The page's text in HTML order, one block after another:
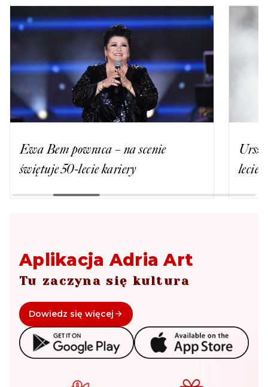
Ewa Bem powraca – na scenie
świętuje 50-lecie kariery
lecie
Aplikacja Adria Art
Tu zaczyna się kultura
Dowiedz się więcej